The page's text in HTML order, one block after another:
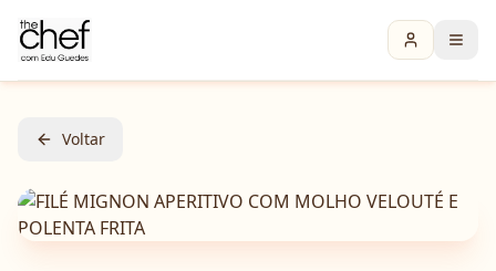
Voltar